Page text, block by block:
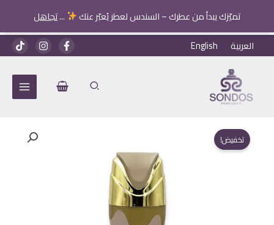
تميّزك يبدأ من عطرك – السندس لعطر يُعبّر عنك ...تجاهل
تخطي
إلى
العربية English
تخفيض!